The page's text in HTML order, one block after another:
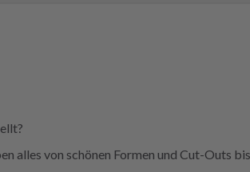
alles von schönen Formen und Cut-Outs